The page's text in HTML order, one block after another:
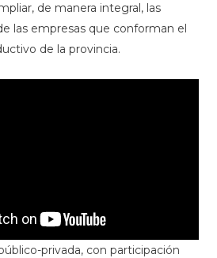
de manera integral, las
las empresas que conforman el
de la provincia.
privada, con participación